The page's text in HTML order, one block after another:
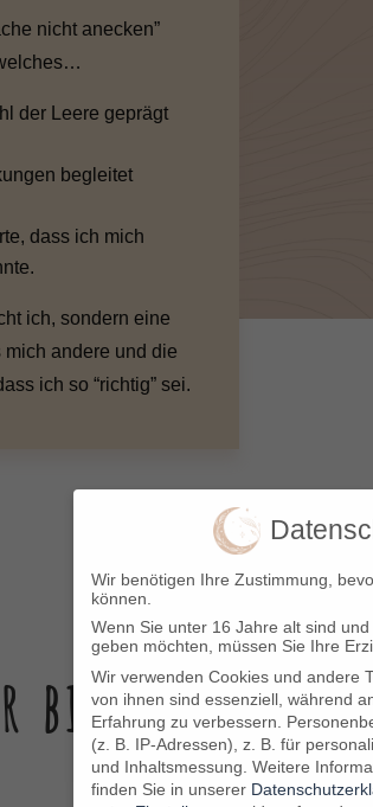
nicht anecken”
der Leere geprägt
begleitet
dass ich mich
ich, sondern eine
andere und die
ich so “richtig” sei.
bin ich,
Wir benötigen Ihre Zustimmung,
können.
Wenn Sie unter 16 Jahre alt sind
geben möchten, müssen Sie Ihre
Wir verwenden Cookies und andere
von ihnen sind essenziell, während
Erfahrung zu verbessern.
(z. B. IP-Adressen), z. B. für
und Inhaltsmessung. Weitere
finden Sie in unserer